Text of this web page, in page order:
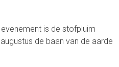
is de stofpluim
de baan van de aarde